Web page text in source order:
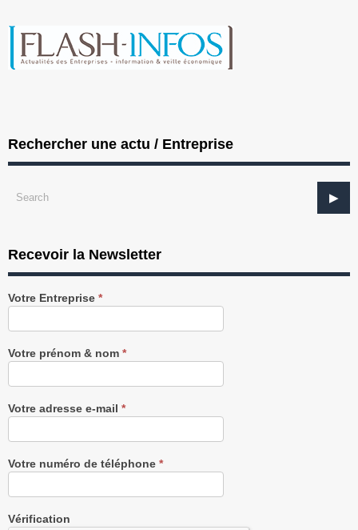
Rechercher une actu / Entreprise
Recevoir la Newsletter
Recevez
notre
gratuitement
Votre Entreprise *
Votre prénom & nom *
Votre adresse e-mail *
Votre numéro de téléphone *
Vérification